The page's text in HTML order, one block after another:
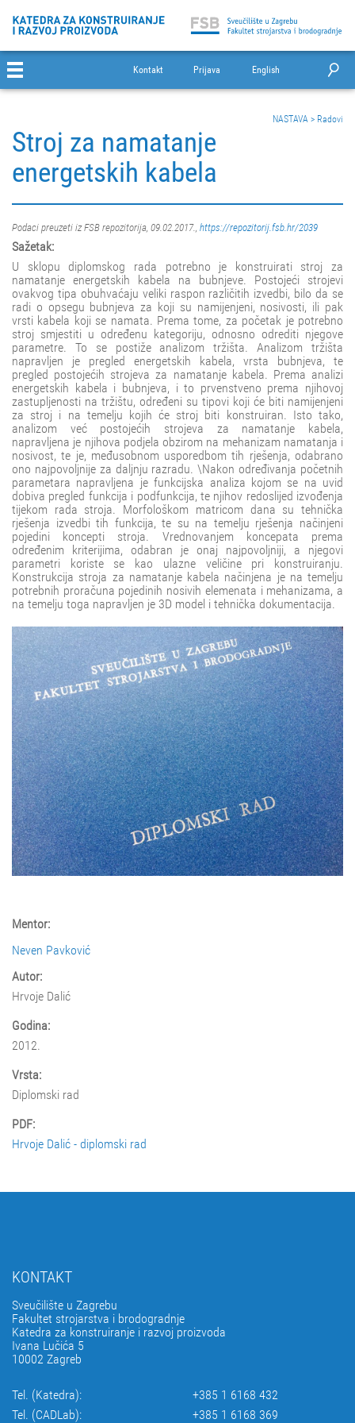
Kontakt Prijava English
NASTAVA > Radovi
Stroj za namatanje
energetskih kabela
Podaci preuzeti iz FSB repozitorija, 09.02.2017., https://repozitorij.fsb.hr/2039
Sažetak:
U sklopu diplomskog rada potrebno je konstruirati stroj za
namatanje energetskih kabela na bubnjeve. Postojeći strojevi
ovakvog tipa obuhvaćaju veliki raspon različitih izvedbi, bilo da se
radi o opsegu bubnjeva za koji su namijenjeni, nosivosti, ili pak
vrsti kabela koji se namata. Prema tome, za početak je potrebno
stroj smjestiti u određenu kategoriju, odnosno odrediti njegove
parametre. To se postiže analizom tržišta. Analizom tržišta
napravljen je pregled energetskih kabela, vrsta bubnjeva, te
pregled postojećih strojeva za namatanje kabela. Prema analizi
energetskih kabela i bubnjeva, i to prvenstveno prema njihovoj
zastupljenosti na tržištu, određeni su tipovi koji će biti namijenjeni
za stroj i na temelju kojih će stroj biti konstruiran. Isto tako,
analizom već postojećih strojeva za namatanje kabela,
napravljena je njihova podjela obzirom na mehanizam namatanja i
nosivost, te je, međusobnom usporedbom tih rješenja, odabrano
ono najpovoljnije za daljnju razradu. \Nakon određivanja početnih
parametara napravljena je funkcijska analiza kojom se na uvid
dobiva pregled funkcija i podfunkcija, te njihov redoslijed izvođenja
tijekom rada stroja. Morfološkom matricom dana su tehnička
rješenja izvedbi tih funkcija, te su na temelju rješenja načinjeni
pojedini koncepti stroja. Vrednovanjem koncepata prema
određenim kriterijima, odabran je onaj najpovoljniji, a njegovi
parametri koriste se kao ulazne veličine pri konstruiranju.
Konstrukcija stroja za namatanje kabela načinjena je na temelju
potrebnih proračuna pojedinih nosivih elemenata i mehanizama, a
na temelju toga napravljen je 3D model i tehnička dokumentacija.
Mentor:
Neven Pavković
Autor:
Hrvoje Dalić
Godina:
2012.
Vrsta:
Diplomski rad
PDF:
Hrvoje Dalić - diplomski rad
KONTAKT
Sveučilište u Zagrebu
Fakultet strojarstva i brodogradnje
Katedra za konstruiranje i razvoj proizvoda
Ivana Lučića 5
10002 Zagreb
Tel. (Katedra):
+385 1 6168 432
Tel. (CADLab):
+385 1 6168 369